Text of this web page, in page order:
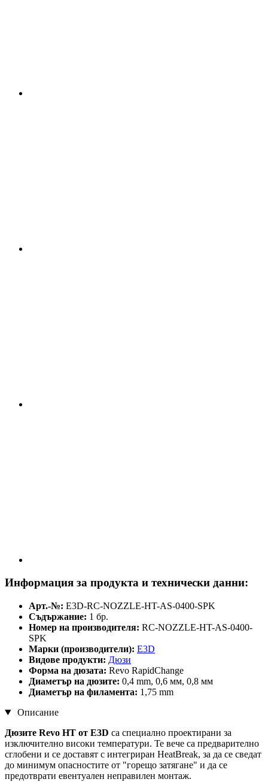
Информация за продукта и технически данни:
Арт.-№: E3D-RC-NOZZLE-HT-AS-0400-SPK
Съдържание: 1 бр.
Номер на производителя: RC-NOZZLE-HT-AS-0400-
SPK
Марки (производители): E3D
Видове продукти: Дюзи
Форма на дюзата: Revo RapidChange
Диаметър на дюзите: 0,4 mm, 0,6 мм, 0,8 мм
Диаметър на филамента: 1,75 mm
Описание
Дюзите Revo HT от E3D са специално проектирани за
изключително високи температури. Те вече са предварително
сглобени и се доставят с интегриран HeatBreak, за да се сведат
до минимум опасностите от "горещо затягане" и да се
предотврати евентуален неправилен монтаж.